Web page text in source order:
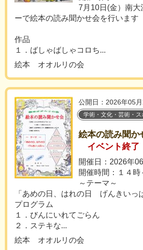
7月10日(金）南大
ーで絵本の読み聞かせ会を行います
作品
１．ばしゃばしゃコロち...
絵本 オオルリの会
公開日：2026年05
学術・文化・芸術・ス
絵本の読み聞か
イベント終了
開催日：2026年
開催時間：１４
～テーマ～
「あめの日、はれの日 げんきいっ
プログラム
１．びんにいれてごらん
２．ステキな...
絵本 オオルリの会